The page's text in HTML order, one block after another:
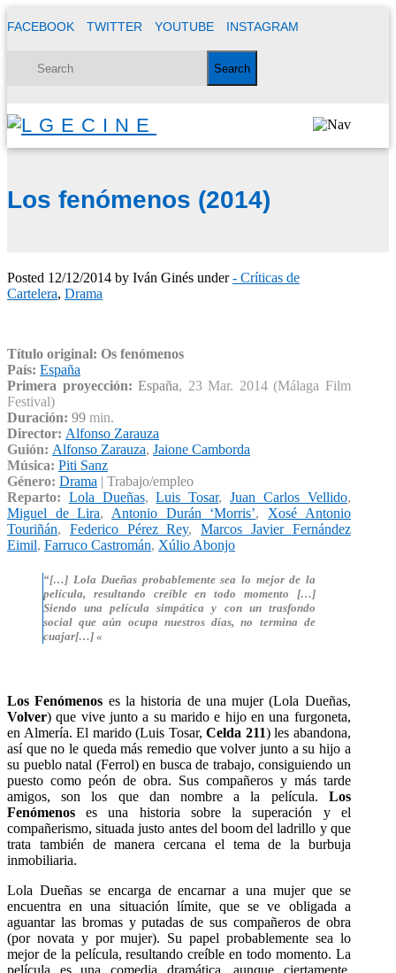
FACEBOOK TWITTER YOUTUBE INSTAGRAM
Los fenómenos (2014)
Posted 12/12/2014 by Iván Ginés under- Críticas de
Cartelera, Drama
Título original: Os fenómenos
País: España
Primera proyección:España, 23 Mar. 2014 (Málaga Film
Festival)
Duración: 99 min.
Director: Alfonso Zarauza
Guión: Alfonso Zarauza, Jaione Camborda
Música: Piti Sanz
Género: Drama | Trabajo/empleo
Reparto: Lola Dueñas,Luis Tosar,Juan Carlos Vellido,
Miguel de Lira, Antonio Durán ‘Morris’, Xosé Antonio
Touriñán, Federico Pérez Rey,Marcos Javier Fernández
Eimil, Farruco Castromán, Xúlio Abonjo
“[…] Lola Dueñas probablemente sea lo mejor de la
película, resultando creíble en todo momento […]
Siendo una película simpática y con un trasfondo
social que aún ocupa nuestros días, no termina de
cuajar[…] «
Los Fenómenos es la historia de una mujer (Lola Dueñas,
Volver) que vive junto a su marido e hijo en una furgoneta,
en Almería. El marido (Luis Tosar,Celda 211) les abandona,
así que no le queda más remedio que volver junto a su hijo a
su pueblo natal (Ferrol) en busca de trabajo, consiguiendo un
puesto como peón de obra. Sus compañeros y más tarde
amigos, son los que dan nombre a la película. Los
Fenómenos es una historia sobre la superación y el
compañerismo, situada justo antes del boom del ladrillo y que
trata también de manera cercana el tema de la burbuja
inmobiliaria.
Lola Dueñas se encarga de encarnar a una mujer que se
encuentra en una situación límite, que se ve obligada a
aguantar las bromas y putadas de sus compañeros de obra
(por novata y por mujer). Su papel probablemente sea lo
mejor de la película, resultando creíble en todo momento. La
película es una comedia dramática, aunque ciertamente,